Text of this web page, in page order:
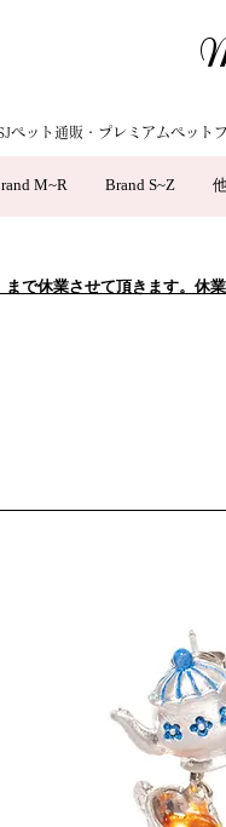
ペット通販・プレミアムペット
M~R Brand S~Z
で休業させて頂きます。休